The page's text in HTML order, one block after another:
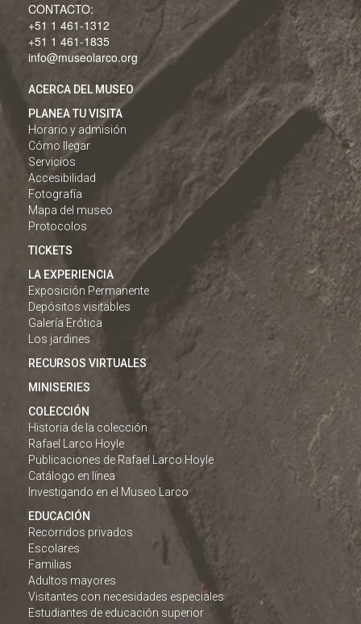
CONTACTO:
+51 1 461-1312
+51 1 461-1835
info@museolarco.org
ACERCA DEL MUSEO
PLANEA TU VISITA
Horario y admisión
Cómo llegar
Servicios
Accesibilidad
Fotografía
Mapa del museo
Protocolos
TICKETS
LA EXPERIENCIA
Exposición Permanente
Depósitos visitables
Galería Erótica
Los jardines
RECURSOS VIRTUALES
MINISERIES
COLECCIÓN
Historia de la colección
Rafael Larco Hoyle
Publicaciones de Rafael Larco Hoyle
Catálogo en línea
Investigando en el Museo Larco
EDUCACIÓN
Recorridos privados
Escolares
Familias
Adultos mayores
Visitantes con necesidades especiales
Estudiantes de educación superior